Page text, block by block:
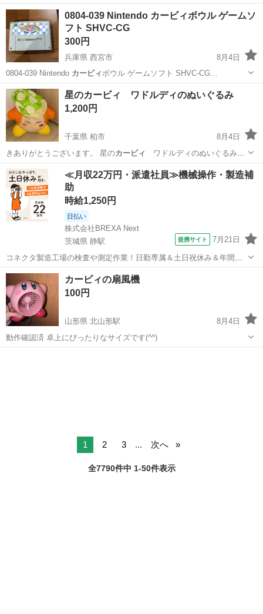
福岡 遠賀郡 ノベルティグッズ
0804-039 Nintendo カービィボウル ゲームソ
フト SHVC-CG
300円
兵庫県 西宮市
8月4日
0804-039 Nintendo カービィボウル ゲームソフト SHVC-CG…
兵庫 西宮市 テレビゲーム Nintendo
星のカービィ ワドルディのぬいぐるみ
1,200円
千葉県 柏市
8月4日
きありがとうございます。 星のカービィ
ワドルディのぬいぐるみで
す。 …
千葉 柏市 おもちゃ 星のカービィ
≪月収22万円・派遣社員≫機械操作・製造補
助
時給1,250円
日払い
株式会社BREXA Next
茨城県 静駅
提携サイト 7月21日
コネクタ製造工場の検査や測定作業！日勤専属＆土日祝休み＆年間休
日128日★クリーンルーム内作業★マイカー通勤OK＆無料駐車場あり
★就業先食堂利用可！日払い制度あり！《茨城県常陸大宮市》 人気の
工場のお仕事 ◇コネクタ製造工...
茨城 常陸大宮市 その他
カービィの扇風機
100円
山形県 北山形駅
8月4日
動作確認済 卓上にぴったりなサイズです(^^)
1 2 3 ... 次へ
全7790件中 1-50件表示